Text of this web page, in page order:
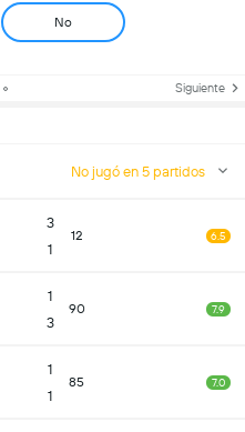
No
Siguiente
No jugó en 5 partidos
3
1
12 6.5
1
3
90 7.9
1
1
85 7.0